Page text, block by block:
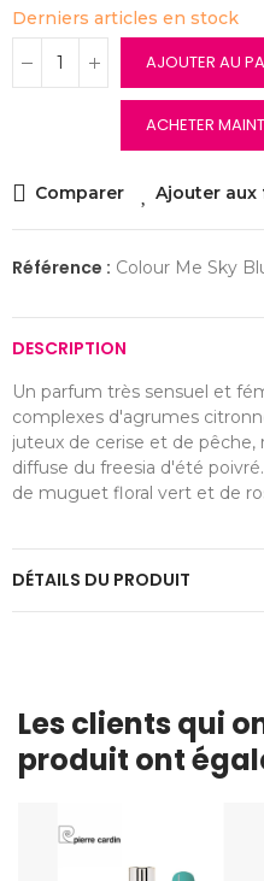
Derniers articles en stock
AJOUTER AU
ACHETER
Comparer Ajouter aux
Référence : Colour Me Sky
DESCRIPTION
Un parfum très sensuel et
complexes d'agrumes
juteux de cerise et de pêche,
diffuse du freesia d'été
de muguet floral vert et de
DÉTAILS DU PRODUIT
Les clients qui
produit ont